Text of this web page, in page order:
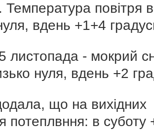
Температура повітря
вдень +1+4
листопада - мокрий
нуля, вдень +2
що на вихідних
потеплвння: в суботу